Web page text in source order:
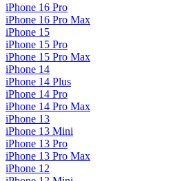
iPhone 16 Pro
iPhone 16 Pro Max
iPhone 15
iPhone 15 Pro
iPhone 15 Pro Max
iPhone 14
iPhone 14 Plus
iPhone 14 Pro
iPhone 14 Pro Max
iPhone 13
iPhone 13 Mini
iPhone 13 Pro
iPhone 13 Pro Max
iPhone 12